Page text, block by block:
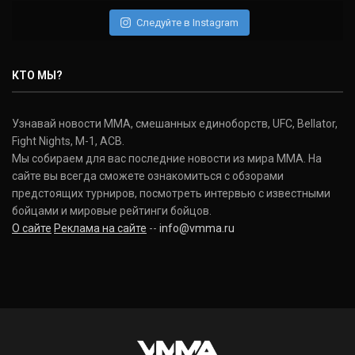
(22-2-0, 1)
Donald Cerrone
(36-15-0, 1)
Исраэль Адесанья
Israel Adesanya
(19-0-0, 0)
Следуйте в Instagram
КТО МЫ?
Узнавай новости ММА, смешанных единоборств, UFC, Bellator,
Fight Nights, M-1, ACB.
Мы собираем для вас последние новости из мира ММА. На
сайте вы всегда сможете ознакомиться с обзорами
предстоящих турниров, посмотреть интервью с известными
бойцами и мировые рейтинги бойцов.
О сайте Реклама на сайте -- info@vmma.ru